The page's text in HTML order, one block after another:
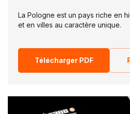
La Pologne est un pays riche en
et en villes au caractère unique.
Télécharger PDF